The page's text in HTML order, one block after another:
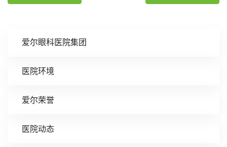
爱尔眼科医院集团
医院环境
爱尔荣誉
医院动态